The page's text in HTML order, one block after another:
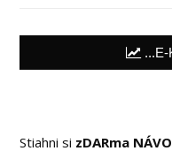
Stiahni si zDARma